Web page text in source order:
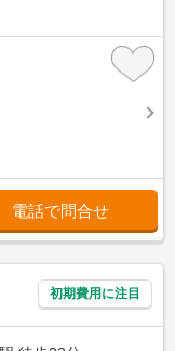
電話で問合せ
初期費用に注目